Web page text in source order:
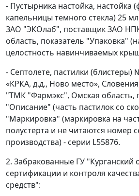
- Пустырника настойка, настойка
капельницы темного стекла) 25
ЗАО "ЭКОлаб", поставщик ЗАО
область, показатель "Упаковка"
целостность навинчиваемых
- Септолете, пастилки (блистеры)
«КРКА, д.д., Ново место»,
"ТМК "Фармэкс", Омская область,
"Описание" (часть пастилок со
"Маркировка" (маркировка на
полустерта и не читаются номер
производства) - серии L55876.
2. Забракованные ГУ "Курганский
сертификации и контроля
средств":